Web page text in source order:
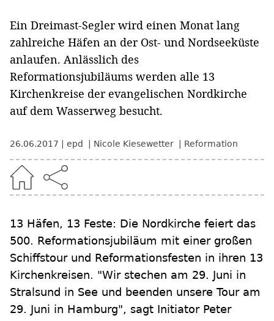
Ein Dreimast-Segler wird einen Monat lang
zahlreiche Häfen an der Ost- und Nordseeküste
anlaufen. Anlässlich des
Reformationsjubiläums werden alle 13
Kirchenkreise der evangelischen Nordkirche
auf dem Wasserweg besucht.
26.06.2017 epd Nicole Kiesewetter Reformation
13 Häfen, 13 Feste: Die Nordkirche feiert das
500. Reformationsjubiläum mit einer großen
Schiffstour und Reformationsfesten in ihren 13
Kirchenkreisen. "Wir stechen am 29. Juni in
Stralsund in See und beenden unsere Tour am
29. Juni in Hamburg", sagt Initiator Peter